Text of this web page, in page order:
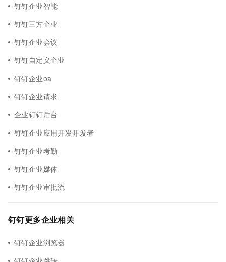
钉钉企业智能
钉钉三方企业
钉钉企业会议
钉钉自定义企业
钉钉企业oa
钉钉企业请求
企业钉钉后台
钉钉企业应用开发开发者
钉钉企业考勤
钉钉企业媒体
钉钉企业审批流
钉钉更多企业相关
钉钉企业浏览器